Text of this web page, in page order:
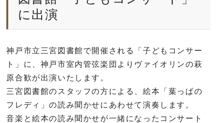
に出演
神戸市立三宮図書館で開催される「子どもコンサー
ト」に、神戸市室内管弦楽団よりヴァイオリンの萩
原合歓が出演いたします。
三宮図書館のスタッフの方による、絵本「葉っぱの
フレディ」の読み聞かせにあわせて演奏します。
音楽と絵本の読み聞かせが一緒になったコンサート